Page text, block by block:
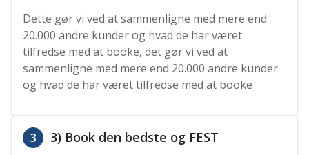
Dette gør vi ved at sammenligne med mere end
20.000 andre kunder og hvad de har været
tilfredse med at booke, det gør vi ved at
sammenligne med mere end 20.000 andre kunder
og hvad de har været tilfredse med at booke
3 3) Book den bedste og FEST